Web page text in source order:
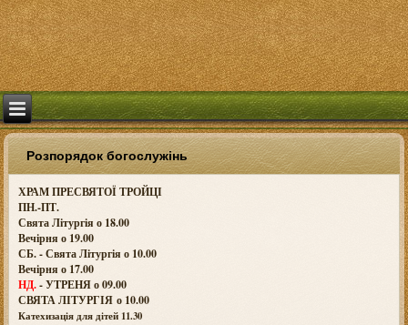
Розпорядок богослужінь
ХРАМ ПРЕСВЯТОЇ ТРОЙЦІ
ПН.-ПТ.
Свята Літургія о 18.00
Вечірня о 19.00
СБ. - Свята Літургія о 10.00
Вечірня о 17.00
НД.- УТРЕНЯ о 09.00
СВЯТА ЛІТУРГІЯ о 10.00
Катехизація для дітей 11.30